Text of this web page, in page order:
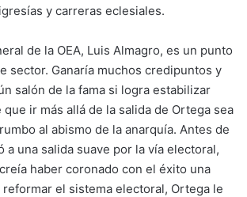
y carreras eclesiales.
de la OEA, Luis Almagro, es un punto
sector. Ganaría muchos credipuntos y
salón de la fama si logra estabilizar
que ir más allá de la salida de Ortega sea
al abismo de la anarquía. Antes de
a una salida suave por la vía electoral,
haber coronado con el éxito una
el sistema electoral, Ortega le